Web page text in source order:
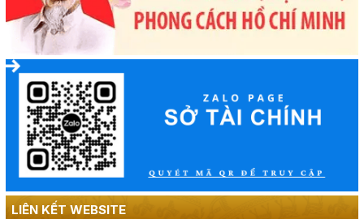
LIÊN KẾT WEBSITE